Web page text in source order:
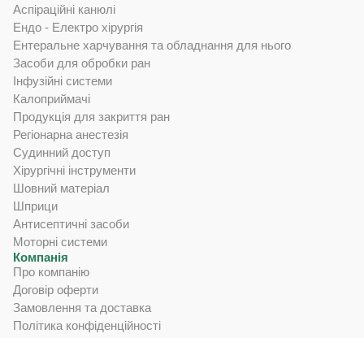
Аспіраційні канюлі
Ендо - Електро хірургія
Ентеральне харчування та обладнання для нього
Засоби для обробки ран
Інфузійні системи
Калоприймачі
Продукція для закриття ран
Регіонарна анестезія
Судинний доступ
Хірургічні інструменти
Шовний матеріал
Шприци
Антисептичні засоби
Моторні системи
Компанія
Про компанію
Договір оферти
Замовлення та доставка
Політика конфіденційності